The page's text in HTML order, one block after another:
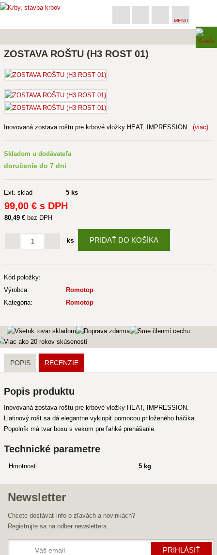
MENU
ZOSTAVA ROŠTU (H3 ROST 01)
Inovovaná zostava roštu pre krbové vložky HEAT, IMPRESSION. (viac)
Skladom u dodávateľa
doručenie do 7 dní
Ext. sklad 5 ks
99,00 € s DPH
80,49 € bez DPH
ks PRIDAŤ DO KOŠÍKA
Kód položky:
Výrobca:
Romotop
Kategória:
Romotop
POPIS RECENZIE
Popis produktu
Inovovaná zostava roštu pre krbové vložky HEAT, IMPRESSION.
Liatinový rošt sa dá elegantne vyklopiť pomocou priloženého háčika.
Popolník má tvar boxu s vekom pre ľahké prenášanie.
Technické parametre
Hmotnosť 5 kg
Newsletter
Chcete dostávať info o zľavách a novinkách?
Registrujte sa na odber newslettera.
PRIHLÁSIŤ